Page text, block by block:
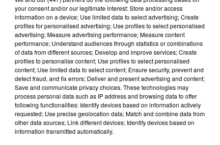
accident impliquant...
La circulation a été fortement perturbée ce samedi
après-midi sur la D910 à hauteur de Barjouville à la
suite d'une collision entre trois véhicules. Quatre...
A LA UNE Voir plus
your consent and/or our legitimate interest: Store and/or access
information on a device; Use limited data to select advertising; Create
profiles for personalised advertising; Use profiles to select personalised
advertising; Measure advertising performance; Measure content
performance; Understand audiences through statistics or combinations
of data from different sources; Develop and improve services; Create
profiles to personalise content; Use profiles to select personalised
content; Use limited data to select content; Ensure security, prevent and
detect fraud, and fix errors; Deliver and present advertising and content;
Save and communicate privacy choices. These technologies may
process personal data such as IP address and browsing data to offer
following functionalities: Identify devices based on information actively
requested; Use precise geolocation data; Match and combine data from
other data sources; Link different devices; Identify devices based on
information transmitted automatically.